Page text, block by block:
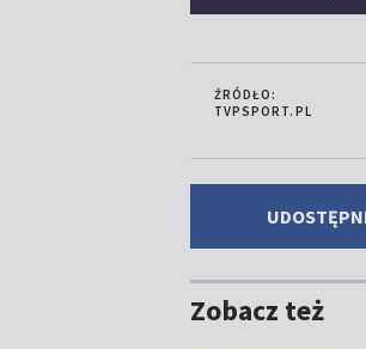
ŹRÓDŁO:
TVPSPORT.PL
Zobacz też